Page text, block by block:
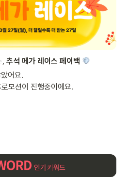
추석 메가 레이스 페이백
어요.
모션이 진행중이에요.